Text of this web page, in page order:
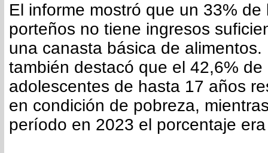
El informe mostró que un 33% de
porteños no tiene ingresos
una canasta básica de alimentos.
también destacó que el 42,6%
adolescentes de hasta 17 años
en condición de pobreza,
período en 2023 el porcentaje